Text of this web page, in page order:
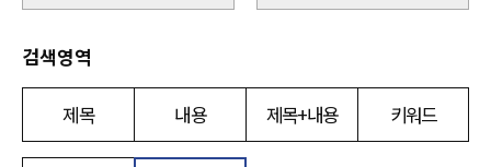
검색영역
제목 내용 제목+내용 키워드